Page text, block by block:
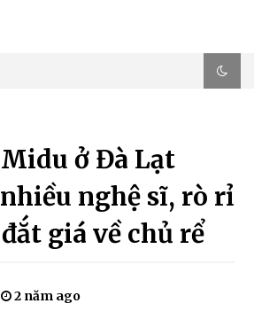
ở Đà Lạt
nghệ sĩ, rò rỉ
giá về chủ rể
2 năm ago